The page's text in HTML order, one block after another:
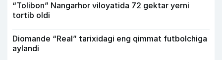
“Tolibon” Nangarhor viloyatida 72 gektar yerni
tortib oldi
Diomande “Real” tarixidagi eng qimmat futbolchiga
aylandi